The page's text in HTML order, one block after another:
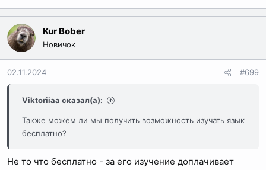
Kur Bober
Новичок
02.11.2024 #699
Viktoriiaa сказал(а):
Также можем ли мы получить возможность изучать язык
бесплатно?
Не то что бесплатно - за его изучение доплачивает